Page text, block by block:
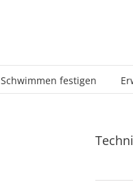
Schwimmen festigen